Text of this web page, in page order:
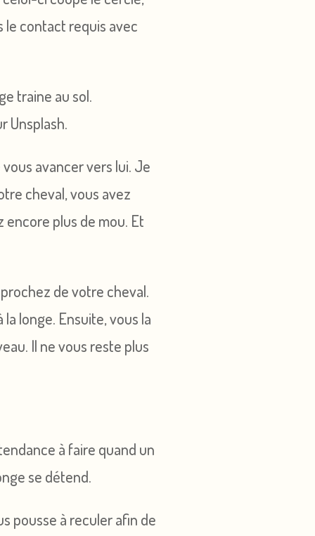
le contact requis avec
Unsplash.
avancer vers lui. Je
cheval, vous avez
encore plus de mou. Et
de votre cheval.
longe. Ensuite, vous la
Il ne vous reste plus
à faire quand un
se détend.
pousse à reculer afin de